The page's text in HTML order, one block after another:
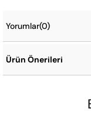
Yorumlar(0)
Ürün Önerileri